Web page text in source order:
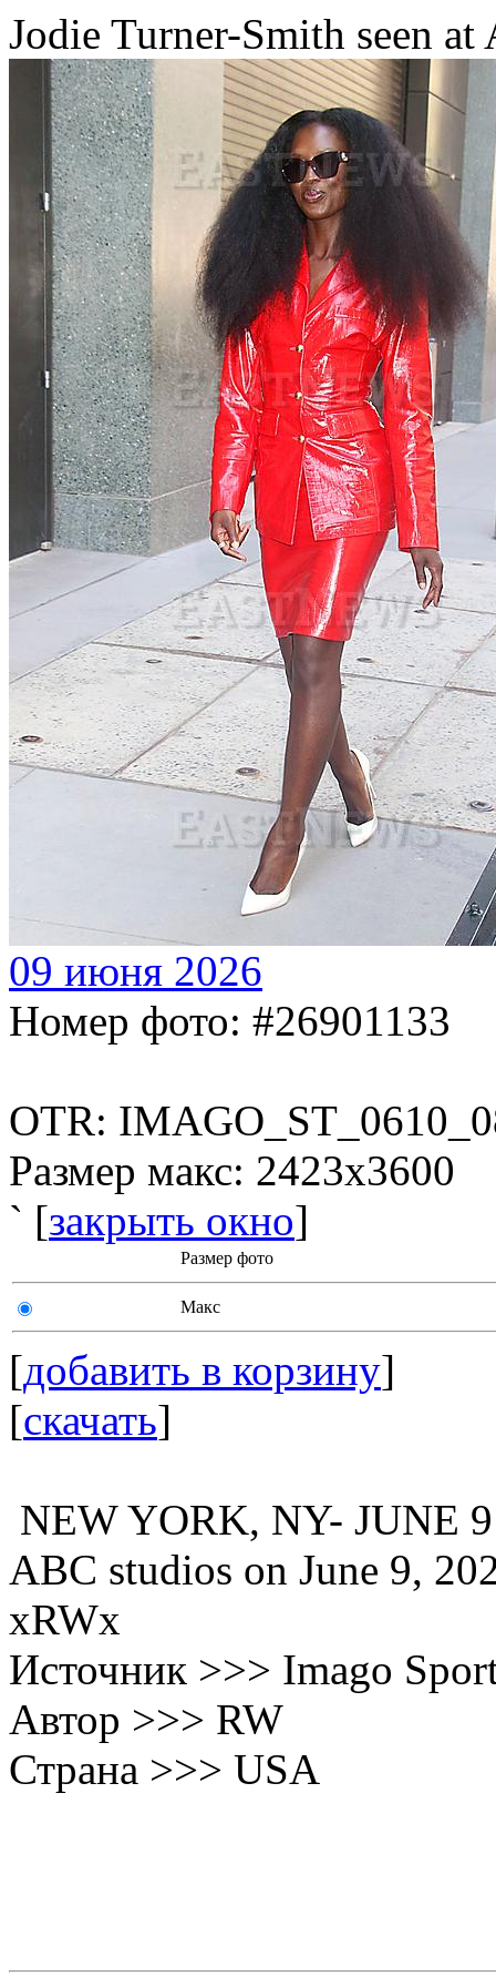
Jodie Turner-Smith seen
09 июня 2026
Номер фото: #26901133
OTR:
Размер макс: 2423x3600
` [закрыть окно]
Размер фото
Макс
[добавить в корзину]
[скачать]
NEW YORK, NY- JUNE
ABC studios on June 9,
xRWx
Источник >>> Imago
Автор >>> RW
Страна >>> USA